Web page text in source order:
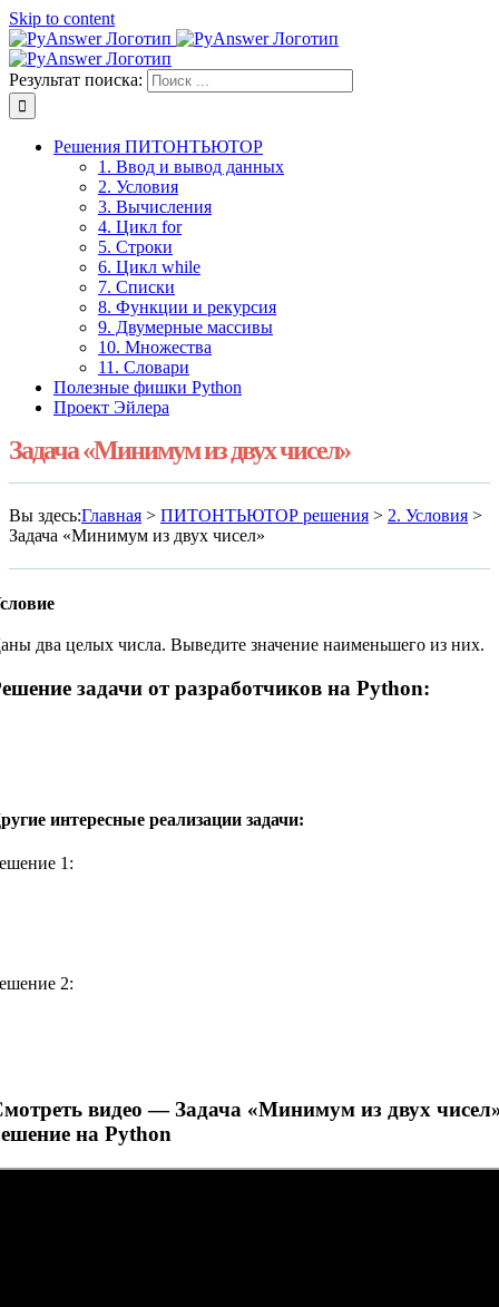
Skip to content
Результат поиска:
Решения ПИТОНТЬЮТОР
1. Ввод и вывод данных
2. Условия
3. Вычисления
4. Цикл for
5. Строки
6. Цикл while
7. Списки
8. Функции и рекурсия
9. Двумерные массивы
10. Множества
11. Словари
Полезные фишки Python
Проект Эйлера
Задача «Минимум из двух чисел»
Вы здесь:Главная > ПИТОНТЬЮТОР решения > 2. Условия >
Задача «Минимум из двух чисел»
два целых числа. Выведите значение наименьшего из них.
задачи от разработчиков на Python:
интересные реализации задачи:
1:
2:
видео — Задача «Минимум из двух
на Python